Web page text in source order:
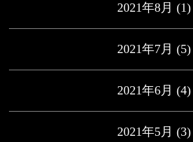
2021年8月 (1)
2021年7月 (5)
2021年6月 (4)
2021年5月 (3)